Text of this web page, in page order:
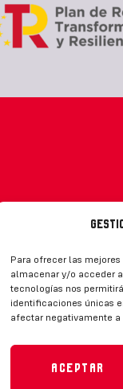
Para ofrecer las
almacenar y/o acceder
tecnologías nos
identificaciones únicas
afectar negativamente
Aceptar
Madrid